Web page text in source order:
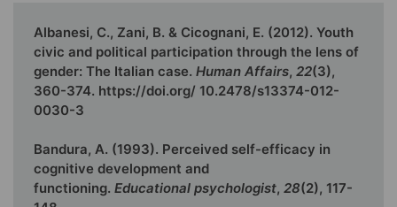
Albanesi, C., Zani, B. & Cicognani, E. (2012). Youth
civic and political participation through the lens of
gender: The Italian case. Human Affairs, 22(3),
360-374. https://doi.org/ 10.2478/s13374-012-
0030-3
Bandura, A. (1993). Perceived self-efficacy in
cognitive development and
functioning. Educational psychologist, 28(2), 117-